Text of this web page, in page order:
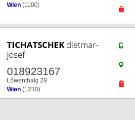
Wien (1100)
TICHATSCHEK dietmar-
josef
018923167
Löwenthalg 29
Wien (1230)